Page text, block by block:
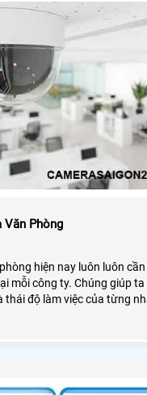
Văn Phòng
hiện nay luôn luôn
mỗi công ty. Chúng giúp
thái độ làm việc của từng